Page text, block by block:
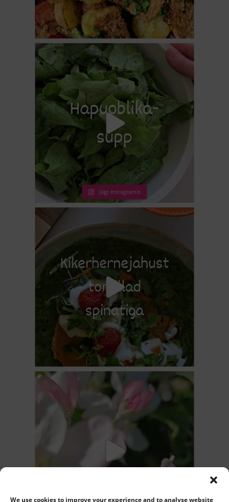
We use cookies to improve your experience and to analyse website
Jälgi instagramis